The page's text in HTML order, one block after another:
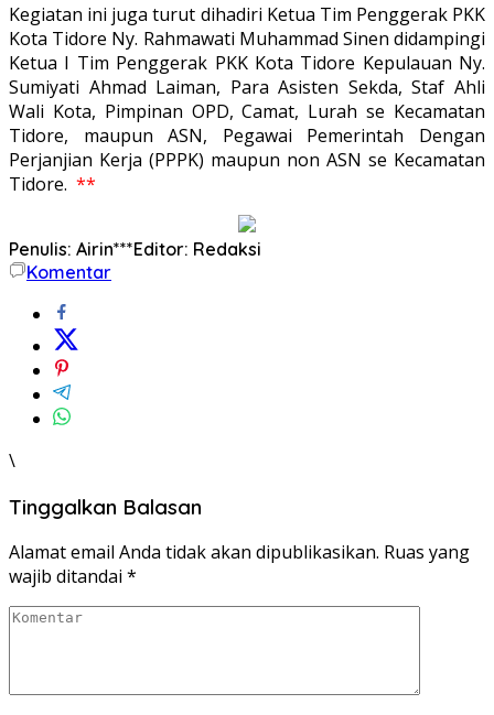
Kegiatan ini juga turut dihadiri Ketua Tim Penggerak PKK
Kota Tidore Ny. Rahmawati Muhammad Sinen didampingi
Ketua I Tim Penggerak PKK Kota Tidore Kepulauan Ny.
Sumiyati Ahmad Laiman, Para Asisten Sekda, Staf Ahli
Wali Kota, Pimpinan OPD, Camat, Lurah se Kecamatan
Tidore, maupun ASN, Pegawai Pemerintah Dengan
Perjanjian Kerja (PPPK) maupun non ASN se Kecamatan
Tidore. **
Penulis: Airin***Editor: Redaksi
Komentar
\
Tinggalkan Balasan
Alamat email Anda tidak akan dipublikasikan. Ruas yang
wajib ditandai *